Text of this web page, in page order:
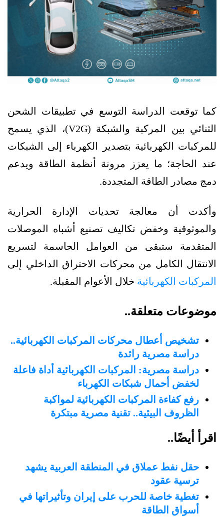
كما توقعت الدراسة التوسع في تطبيقات الشحن
الثنائي بين المركبة والشبكة (V2G)، الذي يسمح
للمركبات الكهربائية بتصدير الكهرباء إلى الشبكات
عند الحاجة؛ ما يعزز مرونة أنظمة الطاقة ويدعم
دمج مصادر الطاقة المتجددة.
وأكدت أن معالجة تحديات الإدارة الحرارية
والموثوقية وخفض تكاليف تصنيع أشباه الموصلات
المتقدمة ستبقى من العوامل الحاسمة لتسريع
الانتقال الكامل من محركات الاحتراق الداخلي إلى
المركبات الكهربائية خلال الأعوام المقبلة.
موضوعات متعلقة..
تشخيص أعطال محركات المركبات الكهربائية..
دراسة مصرية رائدة
دراسة مصرية: المركبات الكهربائية أداة فاعلة
لخفض أحمال شبكات الكهرباء
رفع كفاءة المركبات الكهربائية لمواكبة
الظروف البيئية.. تقنية مصرية مبتكرة
اقرأ أيضًا..
حقل نفط عملاق في المنطقة العربية يشهد
ترسية عقود
تغطية خاصة للحرب على إيران وتأثيراتها في
أسواق الطاقة